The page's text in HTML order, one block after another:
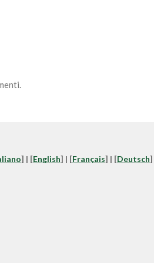
] | [English] | [Français] | [Deutsch]